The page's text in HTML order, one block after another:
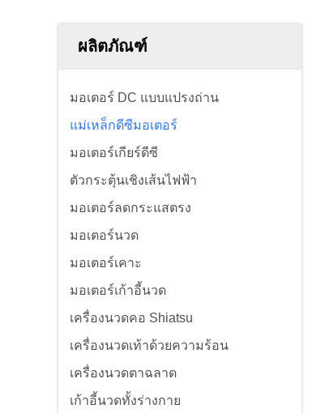
ผลิตภัณฑ์
มอเตอร์ DC แบบแปรงถ่าน
แม่เหล็กดีซีมอเตอร์
มอเตอร์เกียร์ดีซี
ตัวกระตุ้นเชิงเส้นไฟฟ้า
มอเตอร์ลดกระแสตรง
มอเตอร์นวด
มอเตอร์เคาะ
มอเตอร์เก้าอี้นวด
เครื่องนวดคอ Shiatsu
เครื่องนวดเท้าด้วยความร้อน
เครื่องนวดตาฉลาด
เก้าอี้นวดทั้งร่างกาย